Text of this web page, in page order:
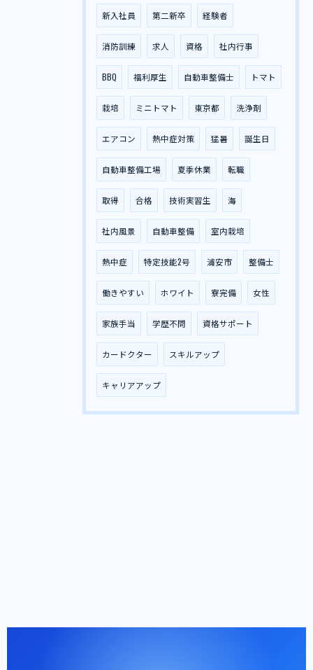
新入社員 第二新卒 経験者
消防訓練 求人 資格 社内行事
BBQ 福利厚生 自動車整備士 トマト
栽培 ミニトマト 東京都 洗浄剤
エアコン 熱中症対策 猛暑 誕生日
自動車整備工場 夏季休業 転職
取得 合格 技術実習生 海
社内風景 自動車整備 室内栽培
熱中症 特定技能2号 浦安市 整備士
働きやすい ホワイト 寮完備 女性
家族手当 学歴不問 資格サポート
カードクター スキルアップ
キャリアアップ